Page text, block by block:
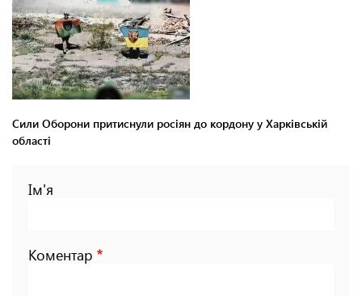
Сили Оборони притиснули росіян до кордону у Харківській
області
Ім'я
Коментар